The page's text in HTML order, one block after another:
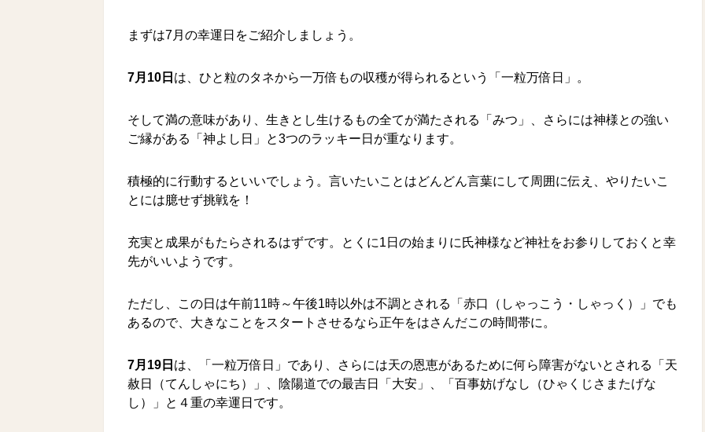
まずは7月の幸運日をご紹介しましょう。
7月10日 は、ひと粒のタネから一万倍もの収穫が得られるという「一粒万倍日」。
そして満の意味があり、生きとし生けるもの全てが満たされる「みつ」、さらには神様との強い
ご縁がある「神よし日」と3つのラッキー日が重なります。
積極的に行動するといいでしょう。言いたいことはどんどん言葉にして周囲に伝え、やりたいこ
とには臆せず挑戦を！
充実と成果がもたらされるはずです。とくに1日の始まりに氏神様など神社をお参りしておくと幸
先がいいようです。
ただし、この日は午前11時～午後1時以外は不調とされる「赤口（しゃっこう・しゃっく）」でも
あるので、大きなことをスタートさせるなら正午をはさんだこの時間帯に。
7月19日 は、「一粒万倍日」であり、さらには天の恩恵があるために何ら障害がないとされる「天
赦日（てんしゃにち）」、陰陽道での最吉日「大安」、「百事妨げなし（ひゃくじさまたげな
し）」と４重の幸運日です。